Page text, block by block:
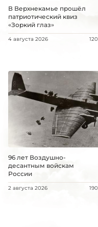
В Верхнекамье прошёл
патриотический квиз
«Зоркий глаз»
4 августа 2026 120
96 лет Воздушно-
десантным войскам
России
2 августа 2026 190